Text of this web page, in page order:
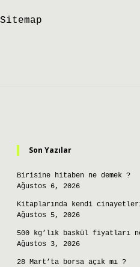
Sitemap
Son Yazılar
Birisine hitaben ne demek ?
Ağustos 6, 2026
Kitaplarında kendi
Ağustos 5, 2026
500 kg’lık baskül fiyatları
Ağustos 3, 2026
28 Mart’ta borsa açık mı ?